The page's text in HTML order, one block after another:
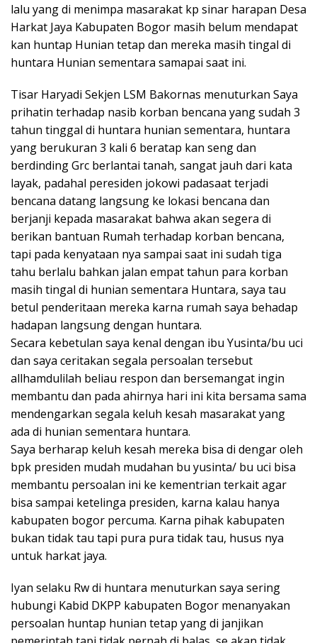
lalu yang di menimpa masarakat kp sinar harapan Desa
Harkat Jaya Kabupaten Bogor masih belum mendapat
kan huntap Hunian tetap dan mereka masih tingal di
huntara Hunian sementara samapai saat ini.
Tisar Haryadi Sekjen LSM Bakornas menuturkan Saya
prihatin terhadap nasib korban bencana yang sudah 3
tahun tinggal di huntara hunian sementara, huntara
yang berukuran 3 kali 6 beratap kan seng dan
berdinding Grc berlantai tanah, sangat jauh dari kata
layak, padahal peresiden jokowi padasaat terjadi
bencana datang langsung ke lokasi bencana dan
berjanji kepada masarakat bahwa akan segera di
berikan bantuan Rumah terhadap korban bencana,
tapi pada kenyataan nya sampai saat ini sudah tiga
tahu berlalu bahkan jalan empat tahun para korban
masih tingal di hunian sementara Huntara, saya tau
betul penderitaan mereka karna rumah saya behadap
hadapan langsung dengan huntara.
Secara kebetulan saya kenal dengan ibu Yusinta/bu uci
dan saya ceritakan segala persoalan tersebut
allhamdulilah beliau respon dan bersemangat ingin
membantu dan pada ahirnya hari ini kita bersama sama
mendengarkan segala keluh kesah masarakat yang
ada di hunian sementara huntara.
Saya berharap keluh kesah mereka bisa di dengar oleh
bpk presiden mudah mudahan bu yusinta/ bu uci bisa
membantu persoalan ini ke kementrian terkait agar
bisa sampai ketelinga presiden, karna kalau hanya
kabupaten bogor percuma. Karna pihak kabupaten
bukan tidak tau tapi pura pura tidak tau, husus nya
untuk harkat jaya.
Iyan selaku Rw di huntara menuturkan saya sering
hubungi Kabid DKPP kabupaten Bogor menanyakan
persoalan huntap hunian tetap yang di janjikan